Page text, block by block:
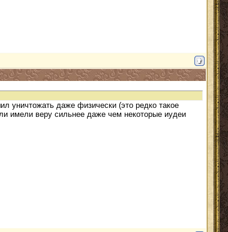
уничтожать даже физически (это редко такое
имели веру сильнее даже чем некоторые иудеи